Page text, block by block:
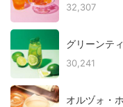
32,307
グリーンテ
30,241
オルヅォ・